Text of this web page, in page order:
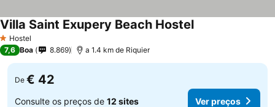
1 Estrelas
Hostel
Villa Saint Exupery Beach Hostel
7,6 Boa 8.869 a 1.4 km de Riquier
De € 42
Consulte os preços de 12 sites Ver preços